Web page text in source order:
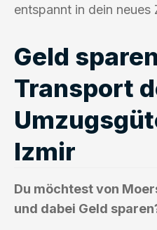
entspannt in dein neues
Geld
Transport
Izmir
Du möchtest von
und dabei Geld